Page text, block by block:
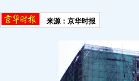
来源：京华时报